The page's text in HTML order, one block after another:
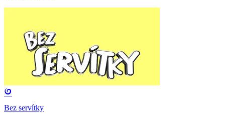
Bez servítky